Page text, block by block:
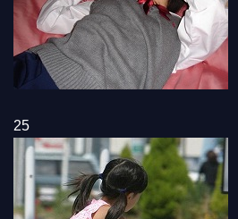
25